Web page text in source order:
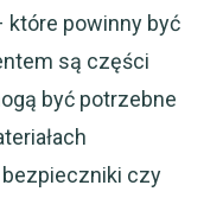
które powinny być
są części
być potrzebne
czy